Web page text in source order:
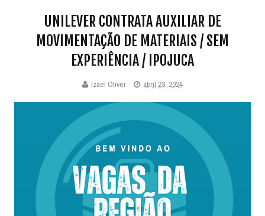
UNILEVER CONTRATA AUXILIAR DE
MOVIMENTAÇÃO DE MATERIAIS / SEM
EXPERIÊNCIA / IPOJUCA
Izael Oliver abril 23, 2024